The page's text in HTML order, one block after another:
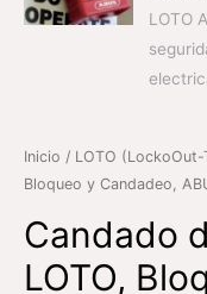
Inicio / LOTO (LockoOut-
Bloqueo y Candadeo,
Candado
LOTO,